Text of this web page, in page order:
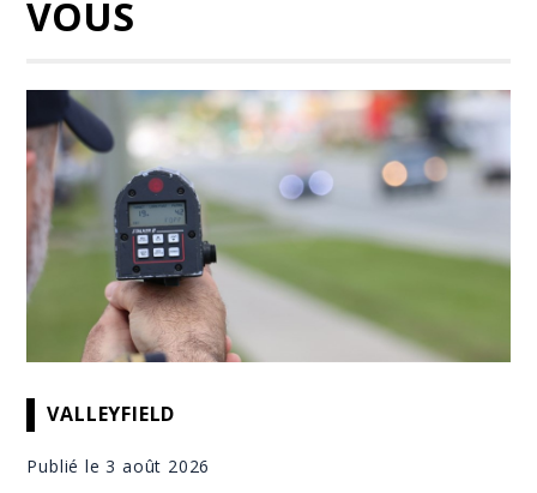
VOUS
VALLEYFIELD
Publié le 3 août 2026